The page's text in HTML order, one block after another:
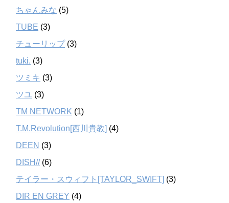
ちゃんみな (5)
TUBE (3)
チューリップ(3)
tuki. (3)
ツミキ (3)
ツユ (3)
TM NETWORK (1)
T.M.Revolution[西川貴教] (4)
DEEN (3)
DISH//(6)
テイラー・スウィフト[TAYLOR_SWIFT] (3)
DIR EN GREY (4)